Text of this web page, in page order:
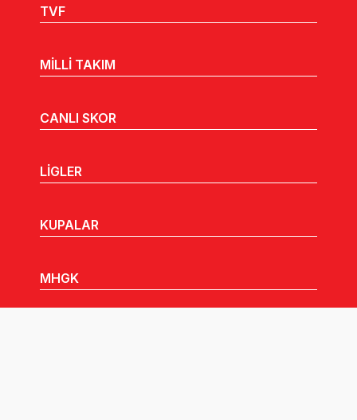
TVF
MİLLİ TAKIM
CANLI SKOR
LİGLER
KUPALAR
MHGK